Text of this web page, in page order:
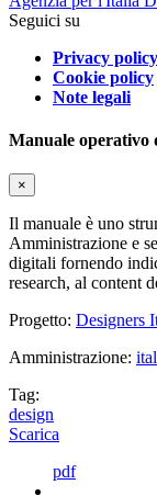
Seguici su
Privacy policy
Cookie policy
Note legali
Manuale operativo
×
Il manuale è uno
Amministrazione e
digitali fornendo
research, al content
Progetto: Designers
Amministrazione:
Tag:
design
Scarica
pdf